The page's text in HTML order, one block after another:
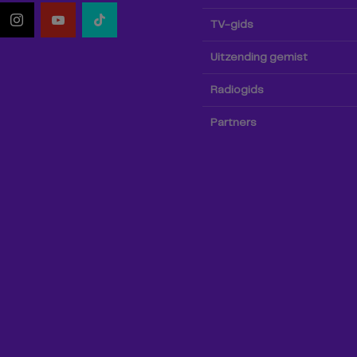
TV-gids
Uitzending gemist
Radiogids
Partners